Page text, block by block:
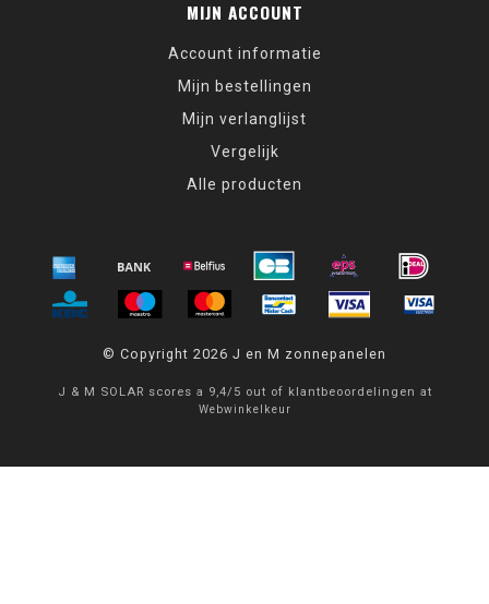
MIJN ACCOUNT
Account informatie
Mijn bestellingen
Mijn verlanglijst
Vergelijk
Alle producten
© Copyright 2026 J en M zonnepanelen
J & M SOLAR scores a 9,4/ 5 out of klantbeoordelingen at
Webwinkelkeur